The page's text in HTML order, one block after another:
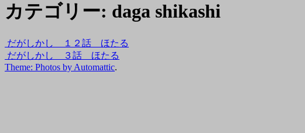
カテゴリー: daga shikashi
だがしかし １２話 ほたる
だがしかし ３話 ほたる
Theme: Photos by Automattic.